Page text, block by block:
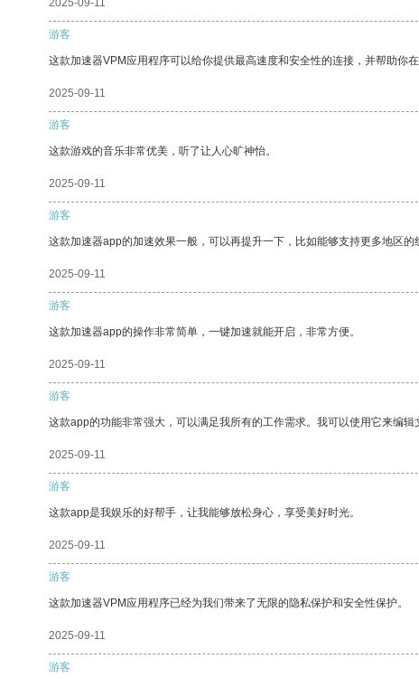
2025-09-11
游客
这款加速器VPM应用程序可以给你提供最高速度和安全性的连接，并帮助你在
2025-09-11
游客
这款游戏的音乐非常优美，听了让人心旷神怡。
2025-09-11
游客
这款加速器app的加速效果一般，可以再提升一下，比如能够支持更多地区的
2025-09-11
游客
这款加速器app的操作非常简单，一键加速就能开启，非常方便。
2025-09-11
游客
这款app的功能非常强大，可以满足我所有的工作需求。我可以使用它来编辑
2025-09-11
游客
这款app是我娱乐的好帮手，让我能够放松身心，享受美好时光。
2025-09-11
游客
这款加速器VPM应用程序已经为我们带来了无限的隐私保护和安全性保护。
2025-09-11
游客